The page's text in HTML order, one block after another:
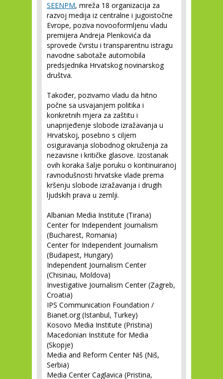
SEENPM, mreža 18 organizacija za
razvoj medija iz centralne i jugoistočne
Evrope, poziva novooformljenu vladu
premijera Andreja Plenkovića da
sprovede čvrstu i transparentnu istragu
navodne sabotaže automobila
predsjednika Hrvatskog novinarskog
društva.
Također, pozivamo vladu da hitno
počne sa usvajanjem politika i
konkretnih mjera za zaštitu i
unaprijeđenje slobode izražavanja u
Hrvatskoj, posebno s ciljem
osiguravanja slobodnog okruženja za
nezavisne i kritičke glasove. Izostanak
ovih koraka šalje poruku o kontinuiranoj
ravnodušnosti hrvatske vlade prema
kršenju slobode izražavanja i drugih
ljudskih prava u zemlji.
Albanian Media Institute (Tirana)
Center for Independent Journalism
(Bucharest, Romania)
Center for Independent Journalism
(Budapest, Hungary)
Independent Journalism Center
(Chisinau, Moldova)
Investigative Journalism Center (Zagreb,
Croatia)
IPS Communication Foundation /
Bianet.org (Istanbul, Turkey)
Kosovo Media Institute (Pristina)
Macedonian Institute for Media
(Skopje)
Media and Reform Center Niš (Niš,
Serbia)
Media Center Caglavica (Pristina,